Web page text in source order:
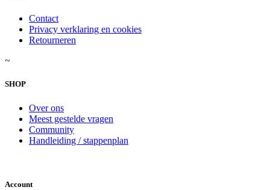
Contact
Privacy verklaring en cookies
Retourneren
~
SHOP
Over ons
Meest gestelde vragen
Community
Handleiding / stappenplan
Account